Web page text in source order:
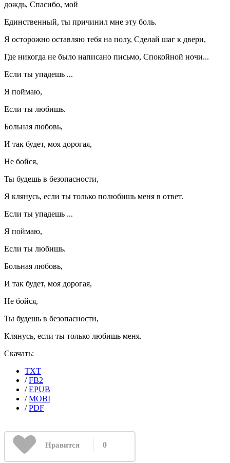
дождь, Спасибо, мой
Единственный, ты причинил мне эту боль.
Я осторожно оставляю тебя на полу, Сделай шаг к двери,
Где никогда не было написано письмо, Спокойной ночи...
Если ты упадешь ...
Я поймаю,
Если ты любишь.
Больная любовь,
И так будет, моя дорогая,
Не бойся,
Ты будешь в безопасности,
Я клянусь, если ты только полюбишь меня в ответ.
Если ты упадешь ...
Я поймаю,
Если ты любишь.
Больная любовь,
И так будет, моя дорогая,
Не бойся,
Ты будешь в безопасности,
Клянусь, если ты только любишь меня.
Скачать:
TXT
/FB2
/EPUB
/MOBI
/PDF
Нравится 0